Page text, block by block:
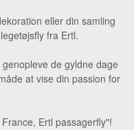
eller din samling
fra Ertl.
de gyldne dage
at vise din passion for
Ertl passagerfly"!